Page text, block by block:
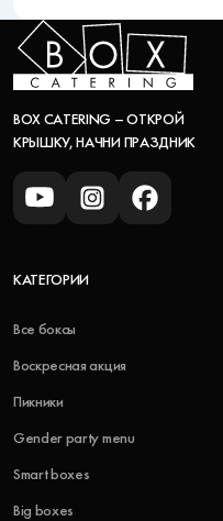
BOX CATERING – ОТКРОЙ
КРЫШКУ, НАЧНИ ПРАЗДНИК
КАТЕГОРИИ
Все боксы
Воскресная акция
Пикники
Gender party menu
Smart boxes
Big boxes